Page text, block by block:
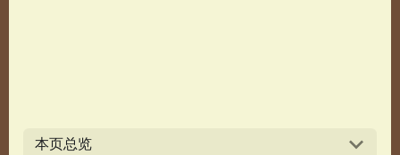
本页总览